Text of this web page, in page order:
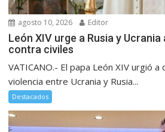
agosto 10, 2026 Editor
León XIV urge a Rusia y
contra civiles
VATICANO.- El papa León XIV urgió
violencia entre Ucrania y Rusia...
Destacados